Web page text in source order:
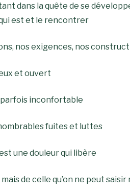
dans la quête de se
est et le rencontrer
nos exigences, nos
et ouvert
parfois inconfortable
fuites et luttes
une douleur qui libère
de celle qu’on ne peut